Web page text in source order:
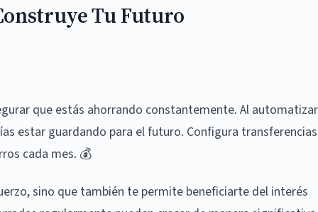
Tu Futuro
que estás ahorrando constantemente. Al automatizar
estar guardando para el futuro. Configura transferencias
cada mes. 💰
sino que también te permite beneficiarte del interés